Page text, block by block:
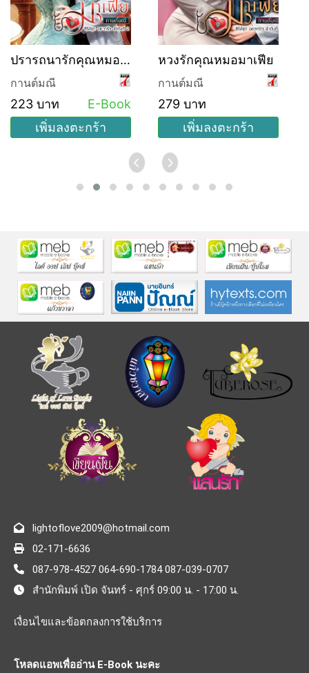
ปรารถนารักคุณหมอ
มาเฟีย (ซีรีส์ชุด อยาก
รัก ลำดับที่ 2)
กานต์มณี
223 บาท
E-Book
เพิ่มลงตะกร้า
หวงรักคุณหมอมาเฟีย
กานต์มณี
279 บาท
เพิ่มลงตะกร้า
lightoflove2009@hotmail.com
02-171-6636
087-978-4527 064-690-1784 087-039-0707
สำนักพิมพ์ เปิด จันทร์ - ศุกร์ 09:00 น. - 17:00 น.
เงื่อนไขและข้อตกลงการใช้บริการ
โหลดแอพเพื่ออ่าน E-Book นะคะ